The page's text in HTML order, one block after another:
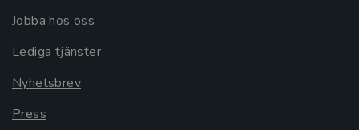
Jobba hos oss
Lediga tjänster
Nyhetsbrev
Press